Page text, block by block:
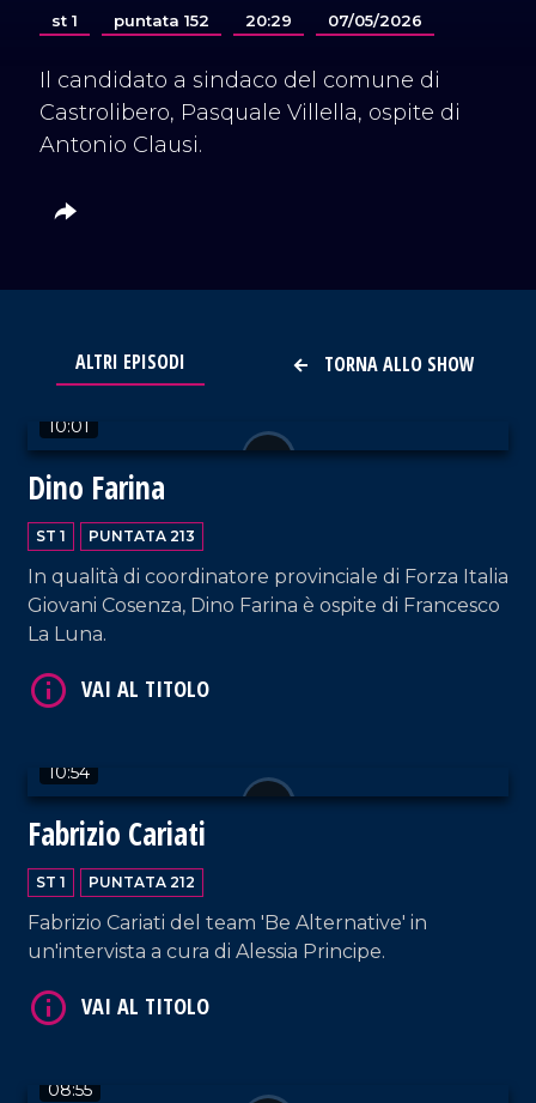
st 1 puntata 152 20:29 07/05/2026
Il candidato a sindaco del comune di
Castrolibero, Pasquale Villella, ospite di
Antonio Clausi.
TORNA ALLO SHOW
ALTRI EPISODI
10:01
Dino Farina
ST 1 PUNTATA 213
In qualità di coordinatore provinciale di Forza Italia
Giovani Cosenza, Dino Farina è ospite di Francesco
La Luna.
10:54
Fabrizio Cariati
ST 1 PUNTATA 212
Fabrizio Cariati del team 'Be Alternative' in
un'intervista a cura di Alessia Principe.
08:55
VAI AL TITOLO